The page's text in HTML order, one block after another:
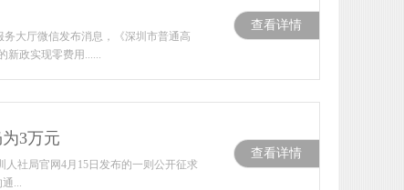
大厅微信发布消息，《深圳市普通高
新政实现零费用......
查看详情
3万元
社局官网4月15日发布的一则公开征求
...
查看详情